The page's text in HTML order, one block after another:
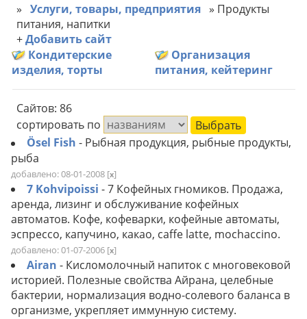
» Услуги, товары, предприятия » Продукты
питания, напитки
+Добавить сайт
Кондитерские
изделия, торты
Организация
питания, кейтеринг
Сайтов: 86
сортировать по
Ösel Fish - Рыбная продукция, рыбные продукты,
рыба
добавлено: 08-01-2008 [x]
7 Kohvipoissi - 7 Кофейных гномиков. Продажа,
аренда, лизинг и обслуживание кофейных
автоматов. Кофе, кофеварки, кофейные автоматы,
эспрессо, капучино, какао, caffe latte, mochaccino.
добавлено: 01-07-2006 [x]
Airan - Кисломолочный напиток с многовековой
историей. Полезные свойства Айрана, целебные
бактерии, нормализация водно-солевого баланса в
организме, укрепляет иммунную систему.